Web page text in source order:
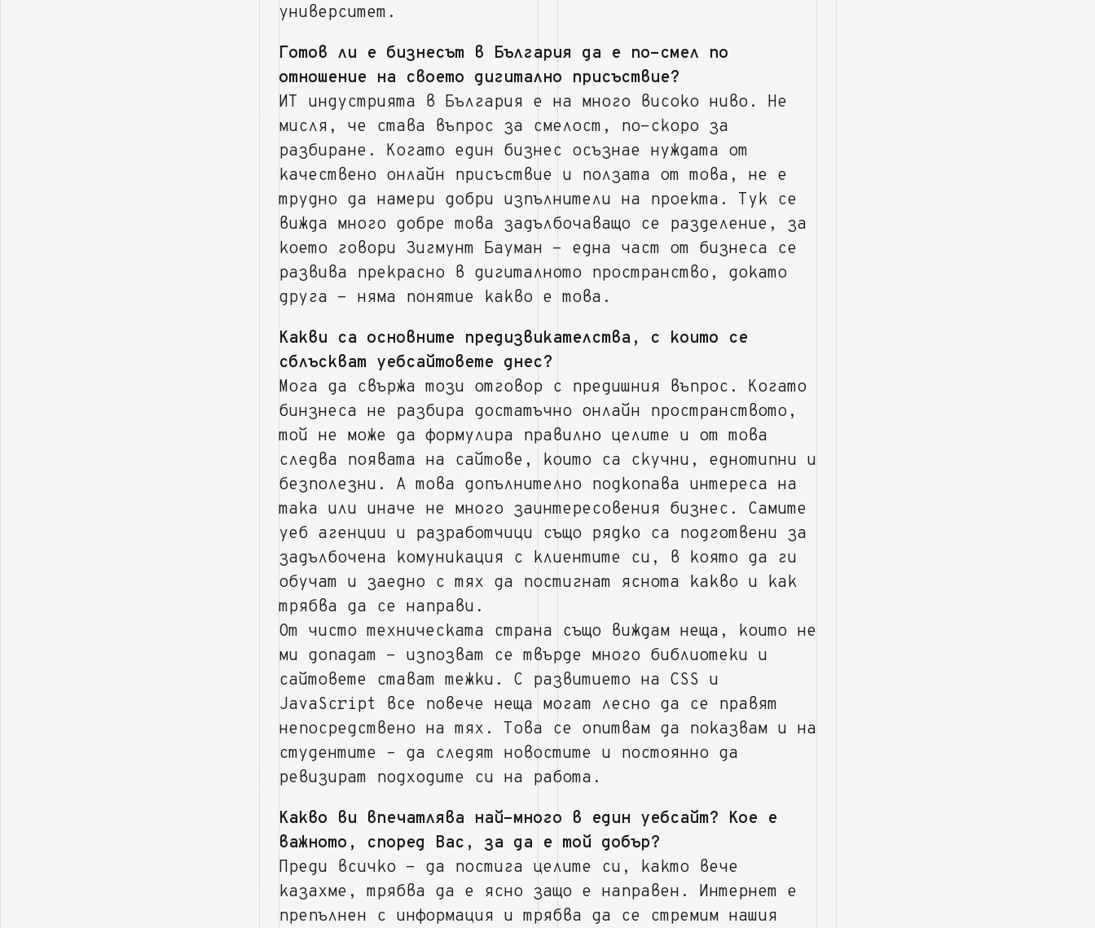
университет.
Готов ли е бизнесът в България да е по-смел по
отношение на своето дигитално присъствие?
ИТ индустрията в България е на много високо ниво. Не
мисля, че става въпрос за смелост, по-скоро за
разбиране. Когато един бизнес осъзнае нуждата от
качествено онлайн присъствие и ползата от това, не е
трудно да намери добри изпълнители на проекта. Тук се
вижда много добре това задълбочаващо се разделение, за
което говори Зигмунт Бауман - една част от бизнеса се
развива прекрасно в дигиталното пространство, докато
друга - няма понятие какво е това.
Какви са основните предизвикателства, с които се
сблъскват уебсайтовете днес?
Мога да свържа този отговор с предишния въпрос. Когато
бинзнеса не разбира достатъчно онлайн пространството,
той не може да формулира правилно целите и от това
следва появата на сайтове, които са скучни, еднотипни и
безполезни. А това допълнително подкопава интереса на
така или иначе не много заинтересовения бизнес. Самите
уеб агенции и разработчици също рядко са подготвени за
задълбочена комуникация с клиентите си, в която да ги
обучат и заедно с тях да постигнат яснота какво и как
трябва да се направи.
От чисто техническата страна също виждам неща, които не
ми допадат - изпозват се твърде много библиотеки и
сайтовете стават тежки. С развитието на CSS и
JavaScript все повече неща могат лесно да се правят
непосредствено на тях. Това се опитвам да показвам и на
студентите – да следят новостите и постоянно да
ревизират подходите си на работа.
Какво ви впечатлява най-много в един уебсайт? Кое е
важното, според Вас, за да е той добър?
Преди всичко - да постига целите си, както вече
казахме, трябва да е ясно защо е направен. Интернет е
препълнен с информация и трябва да се стремим нашия